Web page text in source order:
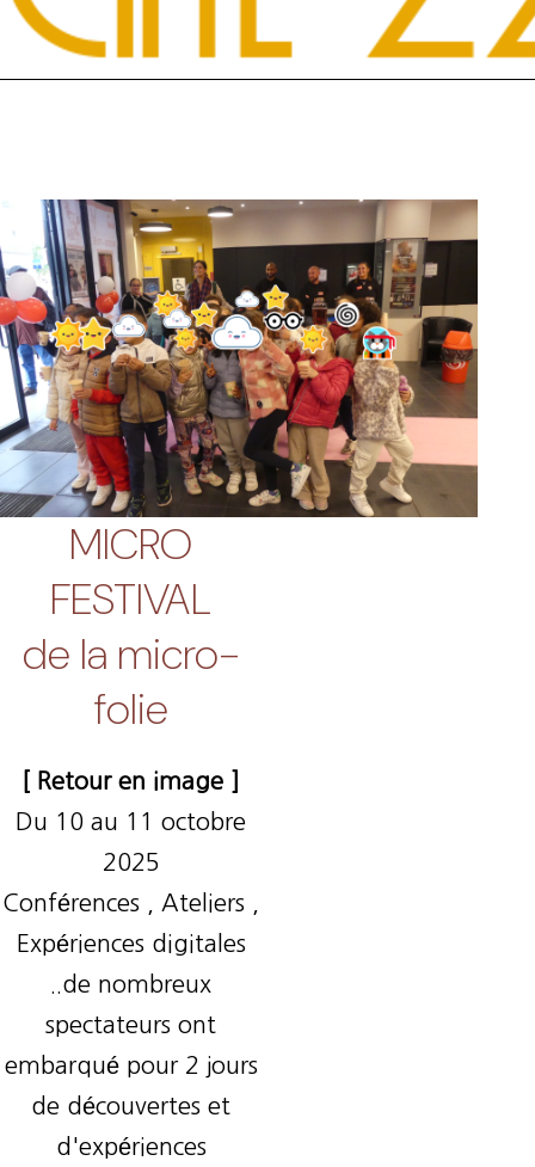
MICRO
FESTIVAL
de la micro-
folie
[ Retour en image ]
Du 10 au 11 octobre
2025
Conférences , Ateliers ,
Expériences digitales
..de nombreux
spectateurs ont
embarqué pour 2 jours
de découvertes et
d'expériences